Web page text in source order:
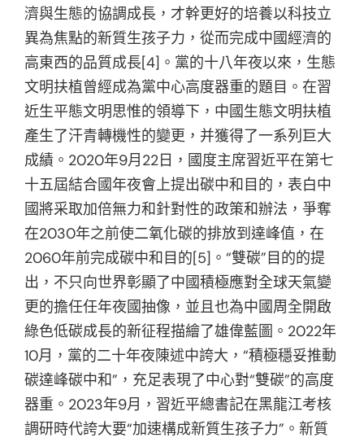
濟與生態的協調成長，才幹更好的培養以科技立
異為焦點的新質生孩子力，從而完成中國經濟的
高東西的品質成長[4]。黨的十八年夜以來，生態
文明扶植曾經成為黨中心高度器重的題目。在習
近生平態文明思惟的領導下，中國生態文明扶植
產生了汗青轉機性的變更，并獲得了一系列巨大
成績。2020年9月22日，國度主席習近平在第七
十五屆結合國年夜會上提出碳中和目的，表白中
國將采取加倍無力和針對性的政策和辦法，爭奪
在2030年之前使二氧化碳的排放到達峰值，在
2060年前完成碳中和目的[5]。“雙碳”目的的提
出，不只向世界彰顯了中國積極應對全球天氣變
更的擔任任年夜國抽像，並且也為中國周全開啟
綠色低碳成長的新征程描繪了雄偉藍圖。2022年
10月，黨的二十年夜陳述中誇大，“積極穩妥推動
碳達峰碳中和”，充足表現了中心對“雙碳”的高度
器重。2023年9月，習近平總書記在黑龍江考核
調研時代誇大要“加速構成新質生孩子力”。新質